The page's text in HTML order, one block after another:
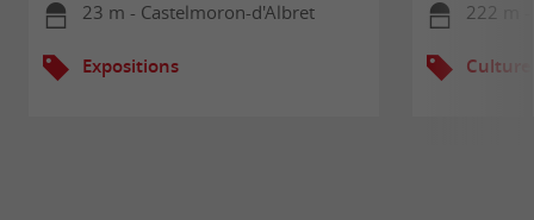
23 m - Castelmoron-d'Albret
Expositions
222 m
Culture